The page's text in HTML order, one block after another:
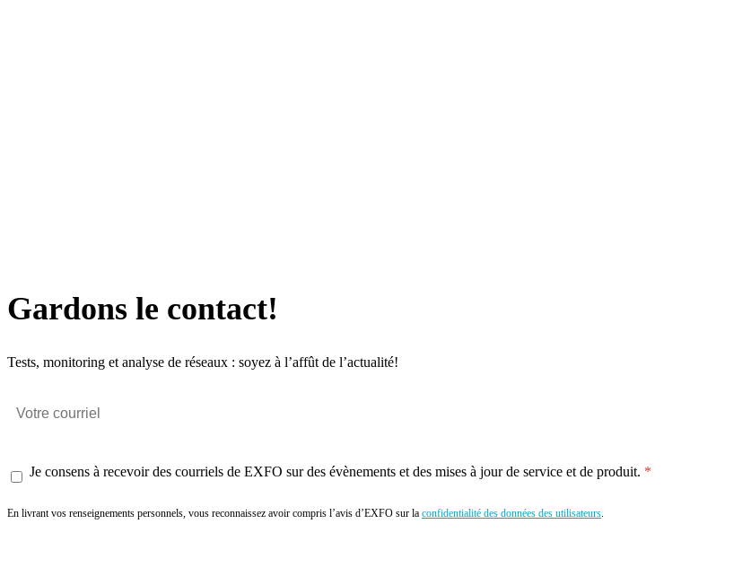
Gardons le contact!
Tests, monitoring et analyse de réseaux : soyez à l’affût de l’actualité!
Je consens à recevoir des courriels de EXFO sur des évènements et des mises à jour de service et de produit.
En livrant vos renseignements personnels, vous reconnaissez avoir compris l’avis d’EXFO sur la confidentialité des données des utilisateurs.